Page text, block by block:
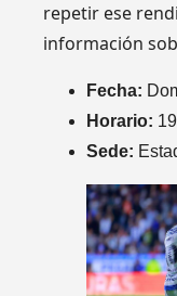
repetir ese
información
Fecha:
Horario:
Sede: